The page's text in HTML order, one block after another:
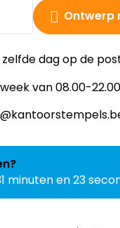
Ontwerp
zelfde dag op de
van 08.00-22.00
minuten en 22